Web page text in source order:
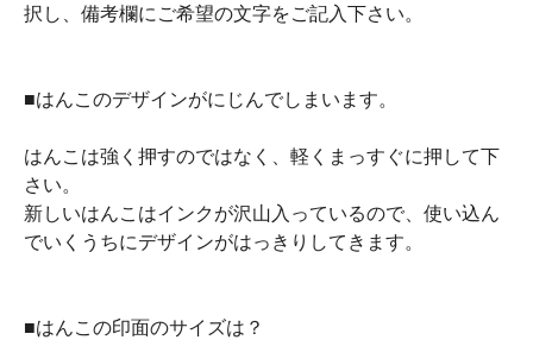
択し、備考欄にご希望の文字をご記入下さい。
■はんこのデザインがにじんでしまいます。
はんこは強く押すのではなく、軽くまっすぐに押して下
さい。
新しいはんこはインクが沢山入っているので、使い込ん
でいくうちにデザインがはっきりしてきます。
■はんこの印面のサイズは？